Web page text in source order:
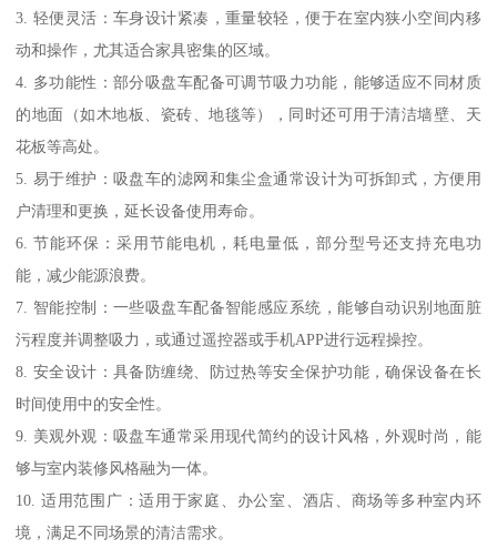
3. 轻便灵活：车身设计紧凑，重量较轻，便于在室内狭小空间内移
动和操作，尤其适合家具密集的区域。
4. 多功能性：部分吸盘车配备可调节吸力功能，能够适应不同材质
的地面（如木地板、瓷砖、地毯等），同时还可用于清洁墙壁、天
花板等高处。
5. 易于维护：吸盘车的滤网和集尘盒通常设计为可拆卸式，方便用
户清理和更换，延长设备使用寿命。
6. 节能环保：采用节能电机，耗电量低，部分型号还支持充电功
能，减少能源浪费。
7. 智能控制：一些吸盘车配备智能感应系统，能够自动识别地面脏
污程度并调整吸力，或通过遥控器或手机APP进行远程操控。
8. 安全设计：具备防缠绕、防过热等安全保护功能，确保设备在长
时间使用中的安全性。
9. 美观外观：吸盘车通常采用现代简约的设计风格，外观时尚，能
够与室内装修风格融为一体。
10. 适用范围广：适用于家庭、办公室、酒店、商场等多种室内环
境，满足不同场景的清洁需求。